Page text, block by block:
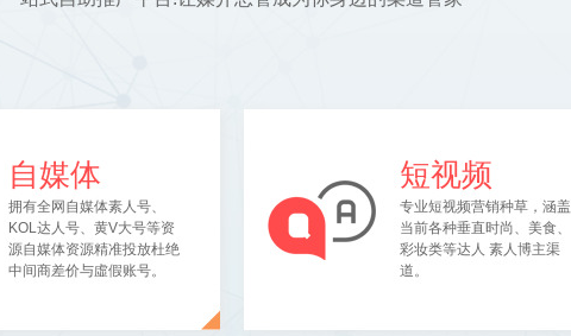
自媒体
拥有全网自媒体素人号、
KOL达人号、黄V大号等资
源自媒体资源精准投放杜绝
中间商差价与虛假账号。
短视频
专业短视频营销种草，涵盖
当前各种垂直时尚、美食、
彩妆类等达人 素人博主渠
道。